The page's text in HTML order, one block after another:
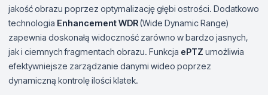
jakość obrazu poprzez optymalizację głębi ostrości. Dodatkowo
technologia Enhancement WDR(Wide Dynamic Range)
zapewnia doskonałą widoczność zarówno w bardzo jasnych,
jak i ciemnych fragmentach obrazu. Funkcja ePTZ umożliwia
efektywniejsze zarządzanie danymi wideo poprzez
dynamiczną kontrolę ilości klatek.